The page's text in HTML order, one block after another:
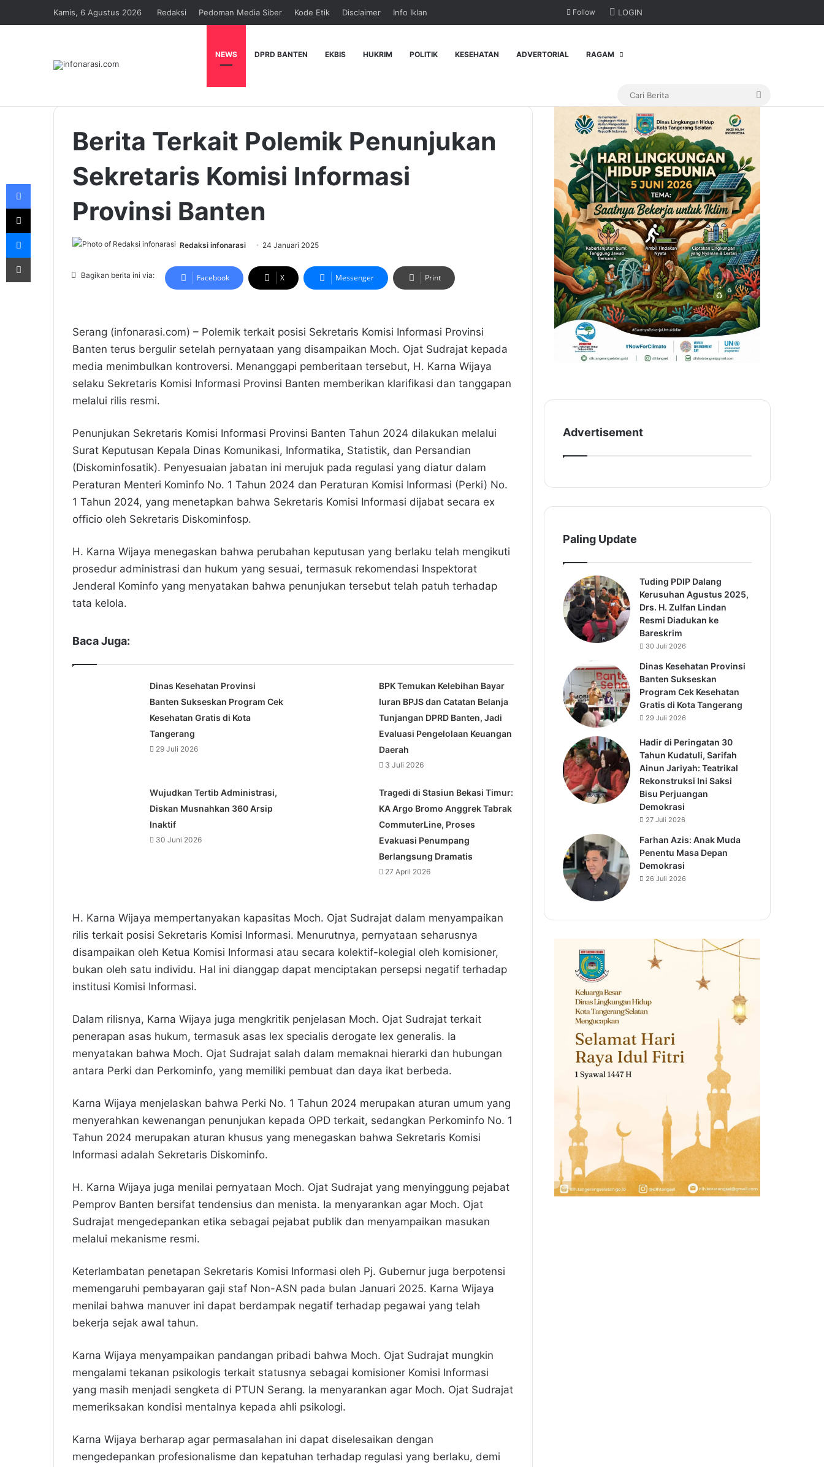
Kamis, 6 Agustus 2026 Redaksi Pedoman Media Siber Kode Etik Disclaimer Info Iklan Follow LOGIN
NEWS DPRD BANTEN EKBIS HUKRIM POLITIK KESEHATAN ADVERTORIAL RAGAM
Berita Terkait Polemik Penunjukan
Sekretaris Komisi Informasi
Provinsi Banten
Redaksi infonarasi 24 Januari 2025
Bagikan berita ini via: Facebook X Messenger Print
Serang (infonarasi.com) – Polemik terkait posisi Sekretaris Komisi Informasi Provinsi
Banten terus bergulir setelah pernyataan yang disampaikan Moch. Ojat Sudrajat kepada
media menimbulkan kontroversi. Menanggapi pemberitaan tersebut, H. Karna Wijaya
selaku Sekretaris Komisi Informasi Provinsi Banten memberikan klarifikasi dan tanggapan
melalui rilis resmi.
Penunjukan Sekretaris Komisi Informasi Provinsi Banten Tahun 2024 dilakukan melalui
Surat Keputusan Kepala Dinas Komunikasi, Informatika, Statistik, dan Persandian
(Diskominfosatik). Penyesuaian jabatan ini merujuk pada regulasi yang diatur dalam
Peraturan Menteri Kominfo No. 1 Tahun 2024 dan Peraturan Komisi Informasi (Perki) No.
1 Tahun 2024, yang menetapkan bahwa Sekretaris Komisi Informasi dijabat secara ex
officio oleh Sekretaris Diskominfosp.
H. Karna Wijaya menegaskan bahwa perubahan keputusan yang berlaku telah mengikuti
prosedur administrasi dan hukum yang sesuai, termasuk rekomendasi Inspektorat
Jenderal Kominfo yang menyatakan bahwa penunjukan tersebut telah patuh terhadap
tata kelola.
Baca Juga:
Dinas Kesehatan Provinsi
Banten Sukseskan Program Cek
Kesehatan Gratis di Kota
Tangerang
29 Juli 2026
BPK Temukan Kelebihan Bayar
Iuran BPJS dan Catatan Belanja
Tunjangan DPRD Banten, Jadi
Evaluasi Pengelolaan Keuangan
Daerah
3 Juli 2026
Wujudkan Tertib Administrasi,
Diskan Musnahkan 360 Arsip
Inaktif
30 Juni 2026
Tragedi di Stasiun Bekasi Timur:
KA Argo Bromo Anggrek Tabrak
CommuterLine, Proses
Evakuasi Penumpang
Berlangsung Dramatis
27 April 2026
H. Karna Wijaya mempertanyakan kapasitas Moch. Ojat Sudrajat dalam menyampaikan
rilis terkait posisi Sekretaris Komisi Informasi. Menurutnya, pernyataan seharusnya
disampaikan oleh Ketua Komisi Informasi atau secara kolektif-kolegial oleh komisioner,
bukan oleh satu individu. Hal ini dianggap dapat menciptakan persepsi negatif terhadap
institusi Komisi Informasi.
Dalam rilisnya, Karna Wijaya juga mengkritik penjelasan Moch. Ojat Sudrajat terkait
penerapan asas hukum, termasuk asas lex specialis derogate lex generalis. Ia
menyatakan bahwa Moch. Ojat Sudrajat salah dalam memaknai hierarki dan hubungan
antara Perki dan Perkominfo, yang memiliki pembuat dan daya ikat berbeda.
Karna Wijaya menjelaskan bahwa Perki No. 1 Tahun 2024 merupakan aturan umum yang
menyerahkan kewenangan penunjukan kepada OPD terkait, sedangkan Perkominfo No. 1
Tahun 2024 merupakan aturan khusus yang menegaskan bahwa Sekretaris Komisi
Informasi adalah Sekretaris Diskominfo.
H. Karna Wijaya juga menilai pernyataan Moch. Ojat Sudrajat yang menyinggung pejabat
Pemprov Banten bersifat tendensius dan menista. Ia menyarankan agar Moch. Ojat
Sudrajat mengedepankan etika sebagai pejabat publik dan menyampaikan masukan
melalui mekanisme resmi.
Keterlambatan penetapan Sekretaris Komisi Informasi oleh Pj. Gubernur juga berpotensi
memengaruhi pembayaran gaji staf Non-ASN pada bulan Januari 2025. Karna Wijaya
menilai bahwa manuver ini dapat berdampak negatif terhadap pegawai yang telah
bekerja sejak awal tahun.
Karna Wijaya menyampaikan pandangan pribadi bahwa Moch. Ojat Sudrajat mungkin
mengalami tekanan psikologis terkait statusnya sebagai komisioner Komisi Informasi
yang masih menjadi sengketa di PTUN Serang. Ia menyarankan agar Moch. Ojat Sudrajat
memeriksakan kondisi mentalnya kepada ahli psikologi.
Karna Wijaya berharap agar permasalahan ini dapat diselesaikan dengan
mengedepankan profesionalisme dan kepatuhan terhadap regulasi yang berlaku, demi
Advertisement
Paling Update
Tuding PDIP Dalang
Kerusuhan Agustus 2025,
Drs. H. Zulfan Lindan
Resmi Diadukan ke
Bareskrim
30 Juli 2026
Dinas Kesehatan Provinsi
Banten Sukseskan
Program Cek Kesehatan
Gratis di Kota Tangerang
29 Juli 2026
Hadir di Peringatan 30
Tahun Kudatuli, Sarifah
Ainun Jariyah: Teatrikal
Rekonstruksi Ini Saksi
Bisu Perjuangan
Demokrasi
27 Juli 2026
Farhan Azis: Anak Muda
Penentu Masa Depan
Demokrasi
26 Juli 2026